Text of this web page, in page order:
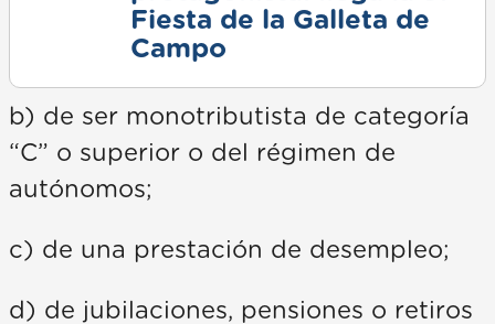
Fiesta de la Galleta de
Campo
b) de ser monotributista de categoría
“C” o superior o del régimen de
autónomos;
c) de una prestación de desempleo;
d) de jubilaciones, pensiones o retiros